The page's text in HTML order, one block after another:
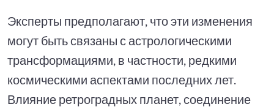
Эксперты предполагают, что эти изменения
могут быть связаны с астрологическими
трансформациями, в частности, редкими
космическими аспектами последних лет.
Влияние ретроградных планет, соединение